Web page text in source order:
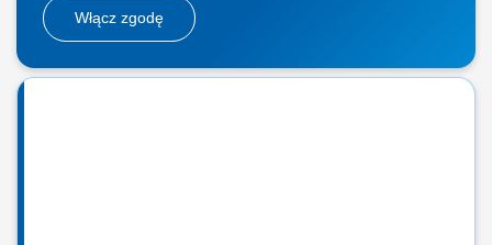
Włącz zgodę